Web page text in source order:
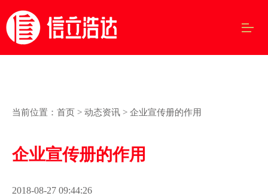
当前位置： 首页 > 动态资讯 > 企业宣传册的作用
企业宣传册的作用
2018-08-27 09:44:26